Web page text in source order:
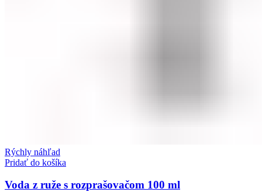
Rýchly náhľad
Pridať do košíka
Voda z ruže s rozprašovačom 100 ml